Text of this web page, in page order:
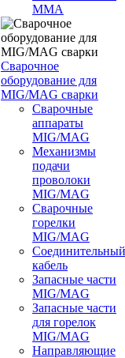
MMA
Сварочное
оборудование для
MIG/MAG сварки
Сварочные
аппараты
MIG/MAG
Механизмы
подачи
проволоки
MIG/MAG
Сварочные
горелки
MIG/MAG
Соединительный
кабель
Запасные части
MIG/MAG
Запасные части
для горелок
MIG/MAG
Направляющие